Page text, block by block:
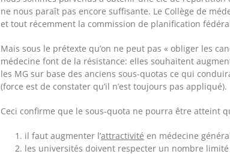
ne nous paraît pas encore suffisante. Le Collège de
et tout récemment la commission de planification
Mais sous le prétexte qu’on ne peut pas « obliger les
médecine font de la résistance: elles souhaitent
les MG sur base des anciens sous-quotas ce qui
(force est de constater qu’il n’est toujours pas appliqué).
Ceci confirme que le sous-quota ne pourra être atteint
il faut augmenter l’attractivité en médecine
les universités doivent respecter un nombre